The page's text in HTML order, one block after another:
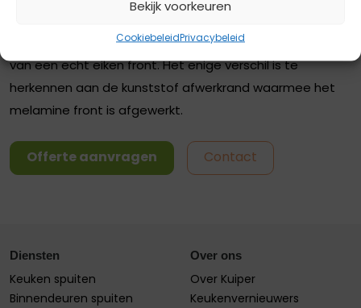
Bekijk voorkeuren
CookiebeleidPrivacybeleid
realistische houtlook, die bijna niet te onderscheiden is
van een echt eiken front. Het enige verschil is te
herkennen aan de kunststof afwerkrand waarmee het
melamine front is afgewerkt.
Offerte aanvragen Contact
Diensten
Keuken spuiten
Binnendeuren spuiten
Over ons
Over Kuiper
Keukenvernieuwers